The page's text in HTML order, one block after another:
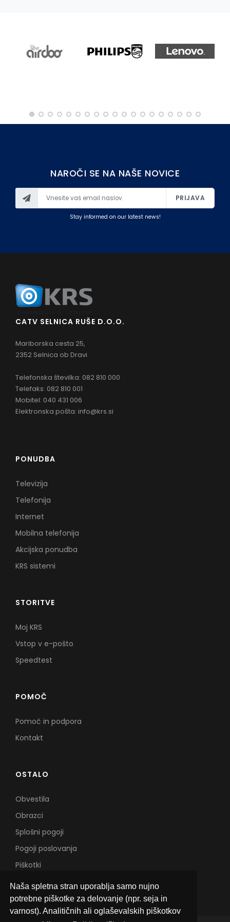
Naša spletna stran uporablja samo nujno
potrebne piškotke za delovanje (npr. seja in
varnost). Analitičnih ali oglaševalskih piškotkov
NAROČI SE NA NAŠE NOVICE
PRIJAVA
Stay informed on our latest news!
CATV SELNICA RUŠE D.O.O.
Mariborska cesta 25,
2352 Selnica ob Dravi
Telefonska številka: 082 810 000
Telefaks: 082 810 001
Mobitel: 040 431 006
Elektronska pošta: info@krs.si
PONUDBA
Televizija
Telefonija
Internet
Mobilna telefonija
Akcijska ponudba
KRS sistemi
STORITVE
Moj KRS
Vstop v e-pošto
Speedtest
POMOČ
Pomoč in podpora
Kontakt
OSTALO
Obvestila
Obrazci
Splošni pogoji
Pogoji poslovanja
Piškotki